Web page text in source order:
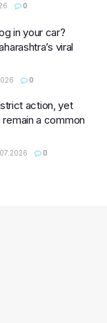
0
in your car?
viral
0
action, yet
a common
0